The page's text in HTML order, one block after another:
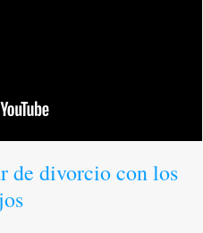
de divorcio con los